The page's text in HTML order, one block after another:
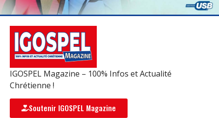
IGOSPEL Magazine – 100% Infos et Actualité
Chrétienne !
Soutenir IGOSPEL Magazine